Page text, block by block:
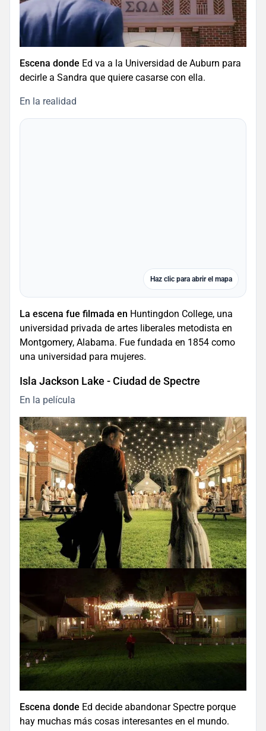
Escena donde Ed va a la Universidad de Auburn para
decirle a Sandra que quiere casarse con ella.
En la realidad
Haz clic para abrir el mapa
La escena fue filmada en Huntingdon College, una
universidad privada de artes liberales metodista en
Montgomery, Alabama. Fue fundada en 1854 como
una universidad para mujeres.
Isla Jackson Lake - Ciudad de Spectre
En la película
Escena donde Ed decide abandonar Spectre porque
hay muchas más cosas interesantes en el mundo.